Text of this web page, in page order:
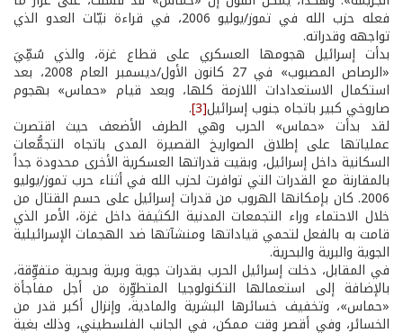
فعله حزب الله في تموز/يوليو 2006، في قراءة نيّات العدو الذي
تواجهه وقدراته.
بدأت إسرائيل هجومها العسكري على قطاع غزة، والذي سُمِّيَ
«الرصاص المصبوب» في 27 كانون الأول/ديسمبر العام 2008، بعد
استكمال الاستعدادات اللازمة كلها، وبعد قيام «حماس» بهجوم
صاروخي كبير باتجاه جنوب إسرائيل[3]
.
لقد بدأت «حماس» الحرب وهي الطرف الأضعف حيث اقتصرت
عملياتها على إطلاق الصواريخ القصيرة المدى باتجاه التجمُّعات
السكانية داخل إسرائيل، وبقيت قدراتها العسكرية الأخرى محدودة جداً
بالمقارنة مع القدرات التي توافرت لحزب الله في أثناء حرب تموز/يوليو
2006. كان بإمكانها الهروب من قدرات إسرائيل على حسم القتال من
خلال الاحتماء وراء التجمعات المدنية الكثيفة داخل غزة، الأمر الذي
قامت به بالفعل لتحمي قياداتها ومنشآتها ضد الهجمات الإسرائيلية
الجوية والبرية والبحرية.
في المقابل، دخلت إسرائيل الحرب بقدرات جوية وبرية وبحرية متفوِّقة،
بالإضافة إلى استعمالها التكنولوجيا المتطوِّرة من أجل مفاجأة
«حماس»، وتخفيف خسائرها البشرية والمادية، وإنزال أكبر قدر من
الخسائر، وفي أقصر وقت ممكن، في الجانب الفلسطيني، وذلك بغية